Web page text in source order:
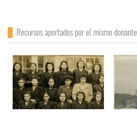
Recursos aportados por el mismo donante